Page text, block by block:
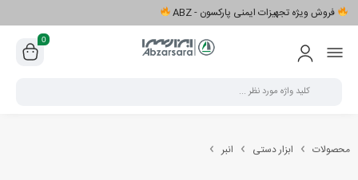
فروش ویژه تجهیزات ایمنی پارکسون - ABZ
0
محصولات ابزار دستی انبر